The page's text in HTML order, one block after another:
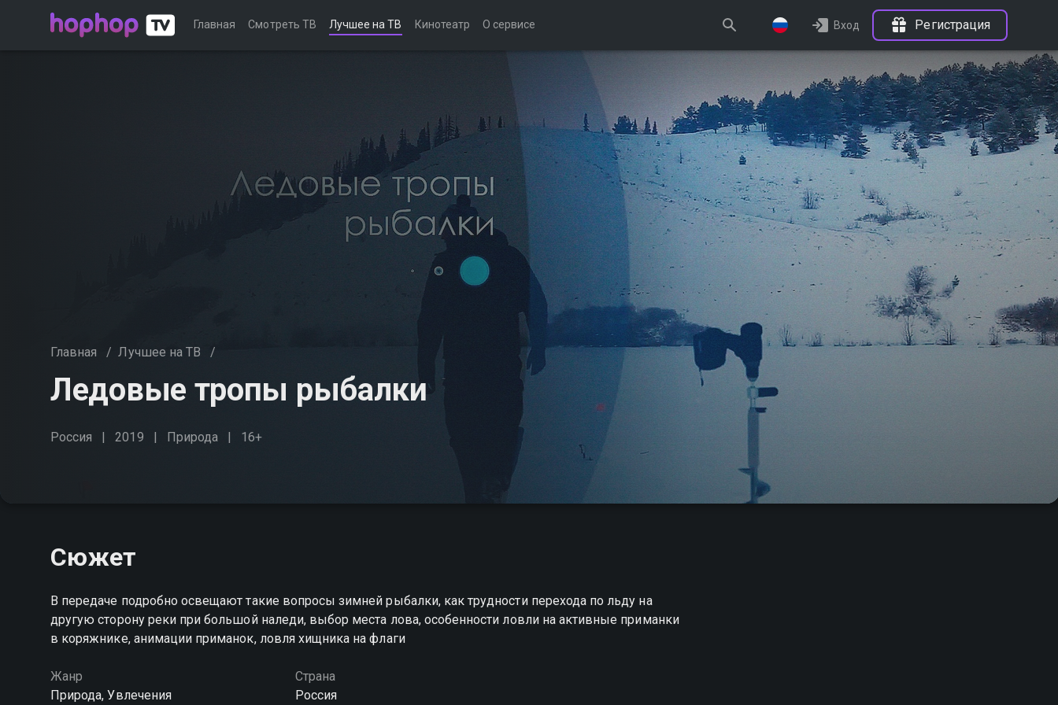
Главная Смотреть ТВ Лучшее на ТВ Кинотеатр О сервисе Вход Регистрация
Главная / Лучшее на ТВ /
Ледовые тропы рыбалки
Россия 2019 Природа 16+
Сюжет
В передаче подробно освещают такие вопросы зимней рыбалки, как трудности перехода по льду на
другую сторону реки при большой наледи, выбор места лова, особенности ловли на активные приманки
в коряжнике, анимации приманок, ловля хищника на флаги
Жанр
Природа, Увлечения
Страна
Россия